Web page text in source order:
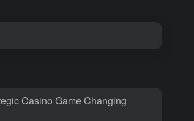
Casino Game Changing